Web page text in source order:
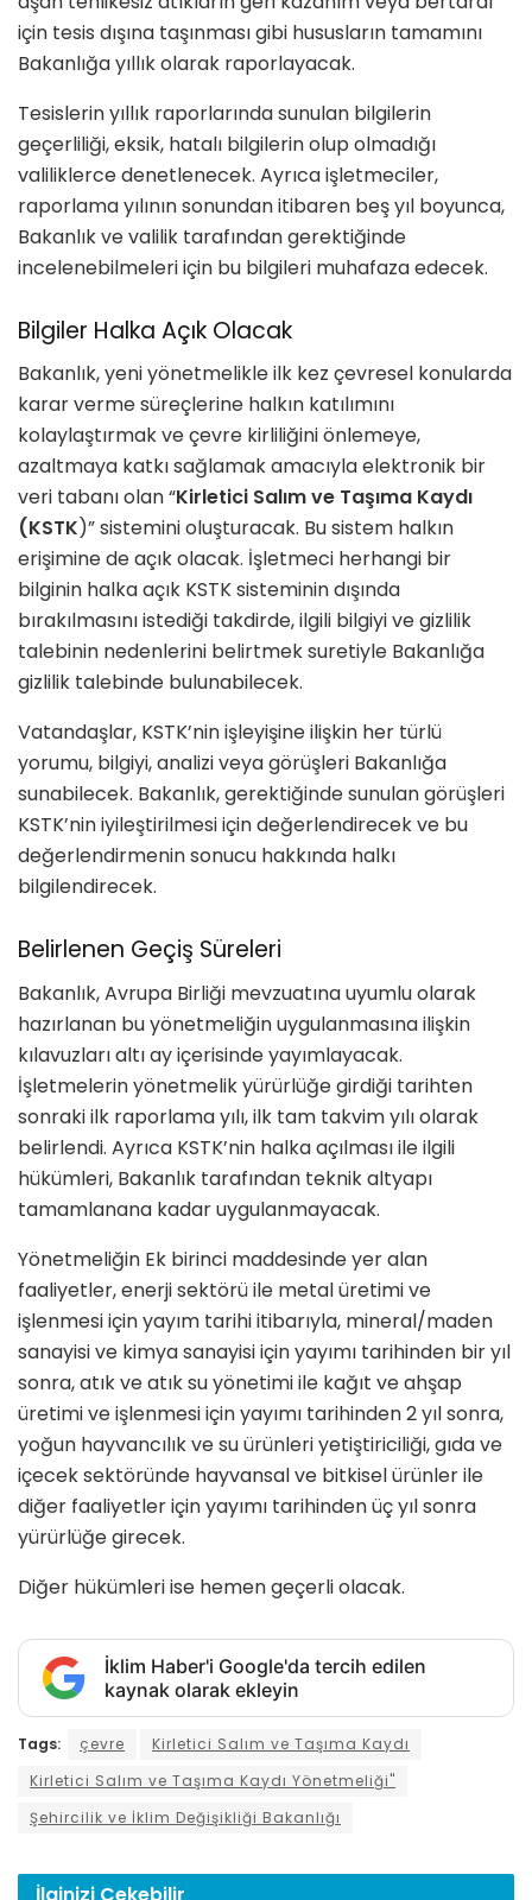
için tesis dışına taşınması gibi hususların tamamını
Bakanlığa yıllık olarak raporlayacak.
Tesislerin yıllık raporlarında sunulan bilgilerin
geçerliliği, eksik, hatalı bilgilerin olup olmadığı
valiliklerce denetlenecek. Ayrıca işletmeciler,
raporlama yılının sonundan itibaren beş yıl boyunca,
Bakanlık ve valilik tarafından gerektiğinde
incelenebilmeleri için bu bilgileri muhafaza edecek.
Bilgiler Halka Açık Olacak
Bakanlık, yeni yönetmelikle ilk kez çevresel konularda
karar verme süreçlerine halkın katılımını
kolaylaştırmak ve çevre kirliliğini önlemeye,
azaltmaya katkı sağlamak amacıyla elektronik bir
veri tabanı olan “Kirletici Salım ve Taşıma Kaydı
(KSTK)” sistemini oluşturacak. Bu sistem halkın
erişimine de açık olacak. İşletmeci herhangi bir
bilginin halka açık KSTK sisteminin dışında
bırakılmasını istediği takdirde, ilgili bilgiyi ve gizlilik
talebinin nedenlerini belirtmek suretiyle Bakanlığa
gizlilik talebinde bulunabilecek.
Vatandaşlar, KSTK’nin işleyişine ilişkin her türlü
yorumu, bilgiyi, analizi veya görüşleri Bakanlığa
sunabilecek. Bakanlık, gerektiğinde sunulan görüşleri
KSTK’nin iyileştirilmesi için değerlendirecek ve bu
değerlendirmenin sonucu hakkında halkı
bilgilendirecek.
Belirlenen Geçiş Süreleri
Bakanlık, Avrupa Birliği mevzuatına uyumlu olarak
hazırlanan bu yönetmeliğin uygulanmasına ilişkin
kılavuzları altı ay içerisinde yayımlayacak.
İşletmelerin yönetmelik yürürlüğe girdiği tarihten
sonraki ilk raporlama yılı, ilk tam takvim yılı olarak
belirlendi. Ayrıca KSTK’nin halka açılması ile ilgili
hükümleri, Bakanlık tarafından teknik altyapı
tamamlanana kadar uygulanmayacak.
Yönetmeliğin Ek birinci maddesinde yer alan
faaliyetler, enerji sektörü ile metal üretimi ve
işlenmesi için yayım tarihi itibarıyla, mineral/maden
sanayisi ve kimya sanayisi için yayımı tarihinden bir yıl
sonra, atık ve atık su yönetimi ile kağıt ve ahşap
üretimi ve işlenmesi için yayımı tarihinden 2 yıl sonra,
yoğun hayvancılık ve su ürünleri yetiştiriciliği, gıda ve
içecek sektöründe hayvansal ve bitkisel ürünler ile
diğer faaliyetler için yayımı tarihinden üç yıl sonra
yürürlüğe girecek.
Diğer hükümleri ise hemen geçerli olacak.
İklim Haber'i Google'da tercih edilen
kaynak olarak ekleyin
Tags: çevre
Kirletici Salım ve Taşıma Kaydı
Kirletici Salım ve Taşıma Kaydı Yönetmeliği"
Şehircilik ve İklim Değişikliği Bakanlığı